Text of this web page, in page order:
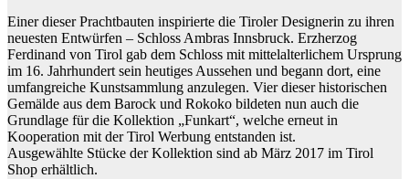
Einer dieser Prachtbauten inspirierte die Tiroler Designerin zu ihren
neuesten Entwürfen – Schloss Ambras Innsbruck. Erzherzog
Ferdinand von Tirol gab dem Schloss mit mittelalterlichem Ursprung
im 16. Jahrhundert sein heutiges Aussehen und begann dort, eine
umfangreiche Kunstsammlung anzulegen. Vier dieser historischen
Gemälde aus dem Barock und Rokoko bildeten nun auch die
Grundlage für die Kollektion „Funkart“, welche erneut in
Kooperation mit der Tirol Werbung entstanden ist.
Ausgewählte Stücke der Kollektion sind ab März 2017 im Tirol
Shop erhältlich.